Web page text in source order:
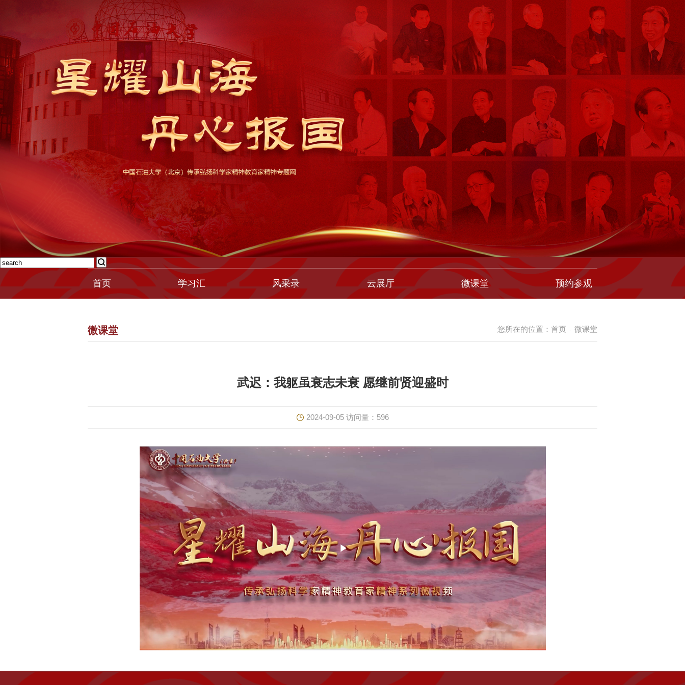
首页 学习汇 风采录 云展厅 微课堂 预约参观
您所在的位置： 首页 - 微课堂
微课堂
武迟：我躯虽衰志未衰 愿继前贤迎盛时
2024-09-05 访问量： 596
Play
Video